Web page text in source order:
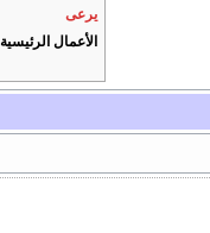
يرعى
الأعمال الرئيسية